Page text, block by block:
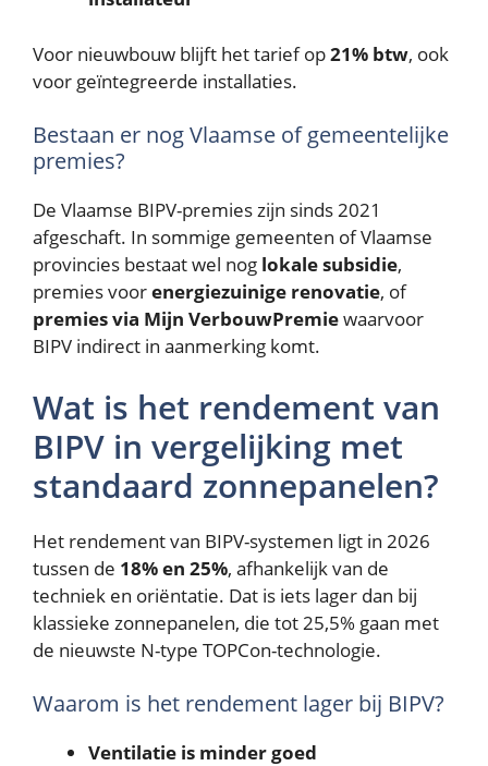
Voor nieuwbouw blijft het tarief op21% btw, ook
voor geïntegreerde installaties.
Bestaan er nog Vlaamse of gemeentelijke
premies?
De Vlaamse BIPV-premies zijn sinds 2021
afgeschaft. In sommige gemeenten of Vlaamse
provincies bestaat wel nog lokale subsidie,
premies voorenergiezuinige renovatie, of
premies via Mijn VerbouwPremiewaarvoor
BIPV indirect in aanmerking komt.
Wat is het rendement van
BIPV in vergelijking met
standaard zonnepanelen?
Het rendement van BIPV-systemen ligt in 2026
tussen de 18% en 25%, afhankelijk van de
techniek en oriëntatie. Dat is iets lager dan bij
klassieke zonnepanelen, die tot 25,5% gaan met
de nieuwste N-type TOPCon-technologie.
Waarom is het rendement lager bij BIPV?
Ventilatie is minder goed